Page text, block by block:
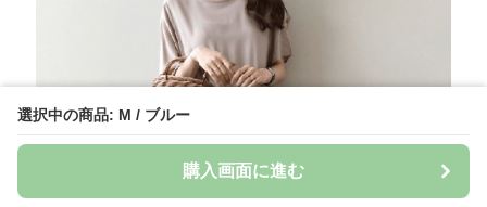
選択中の商品: M / ブルー
購入画面に進む